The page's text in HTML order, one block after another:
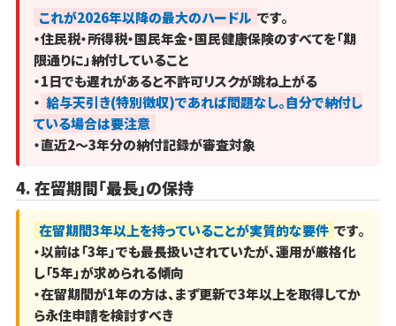
これが2026年以降の最大のハードル です。
・住民税・所得税・国民年金・国民健康保険のすべてを「期
限通りに」納付していること
・1日でも遅れがあると不許可リスクが跳ね上がる
・ 給与天引き(特別徴収)であれば問題なし。自分で納付し
ている場合は要注意
・直近2～3年分の納付記録が審査対象
4. 在留期間「最長」の保持
在留期間3年以上を持っていることが実質的な要件 です。
・以前は「3年」でも最長扱いされていたが、運用が厳格化
し「5年」が求められる傾向
・在留期間が1年の方は、まず更新で3年以上を取得してか
ら永住申請を検討すべき